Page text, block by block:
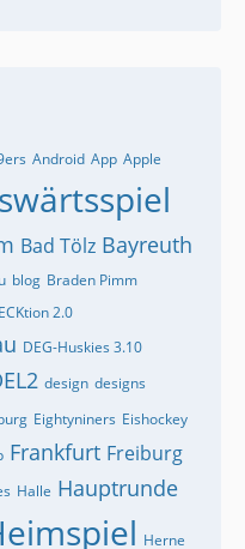
Android App Apple
Bad Tölz Bayreuth
blog Braden Pimm
2.0
DEG-Huskies 3.10
design designs
Eightyniners Eishockey
Frankfurt Freiburg
Halle Hauptrunde
Herne